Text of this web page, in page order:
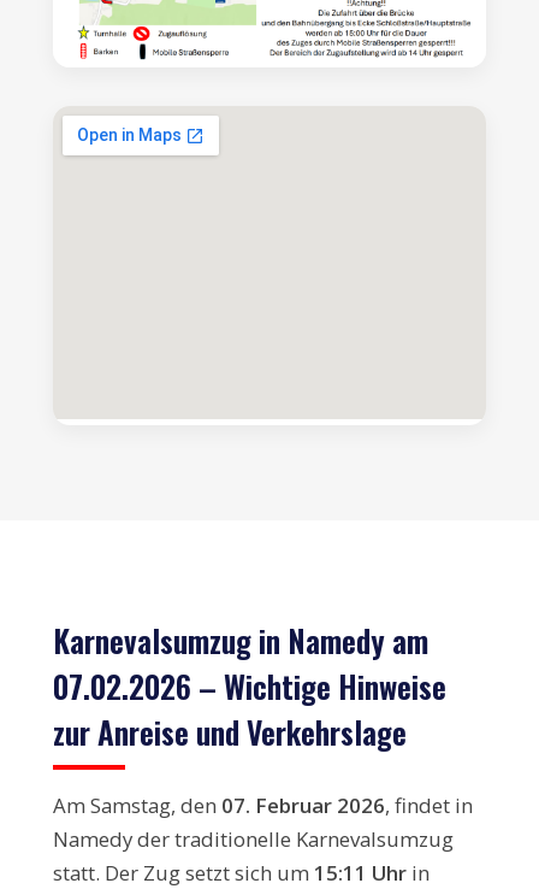
Karnevalsumzug in Namedy am
07.02.2026 – Wichtige Hinweise
zur Anreise und Verkehrslage
Am Samstag, den 07. Februar 2026, findet in
Namedy der traditionelle Karnevalsumzug
statt. Der Zug setzt sich um 15:11 Uhr in